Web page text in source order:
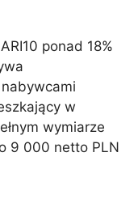
ponad 18%
w
wymiarze
9 000 netto PLN